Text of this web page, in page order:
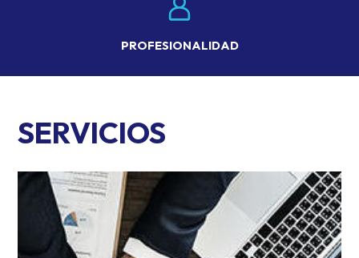
PROFESIONALIDAD
SERVICIOS